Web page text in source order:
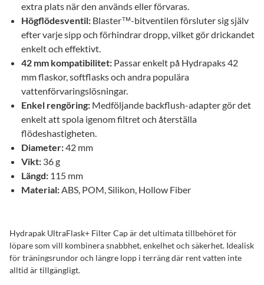
extra plats när den används eller förvaras.
Högflödesventil: Blaster™-bitventilen försluter sig själv
efter varje sipp och förhindrar dropp, vilket gör drickandet
enkelt och effektivt.
42 mm kompatibilitet: Passar enkelt på Hydrapaks 42
mm flaskor, softflasks och andra populära
vattenförvaringslösningar.
Enkel rengöring: Medföljande backflush-adapter gör det
enkelt att spola igenom filtret och återställa
flödeshastigheten.
Diameter:42 mm
Vikt: 36 g
Längd: 115 mm
Material:ABS, POM, Silikon, Hollow Fiber
Hydrapak UltraFlask+ Filter Cap är det ultimata tillbehöret för
löpare som vill kombinera snabbhet, enkelhet och säkerhet. Idealisk
för träningsrundor och längre lopp i terräng där rent vatten inte
alltid är tillgängligt.